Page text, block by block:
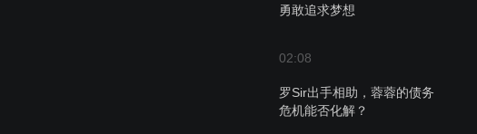
勇敢追求梦想
02:08
罗Sir出手相助，蓉蓉的债务
危机能否化解？